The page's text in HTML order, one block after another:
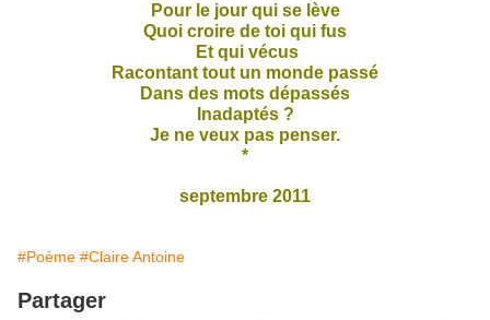
Pour le jour qui se lève
Quoi croire de toi qui fus
Et qui vécus
Racontant tout un monde passé
Dans des mots dépassés
Inadaptés ?
Je ne veux pas penser.
*
septembre 2011
#Poème #Claire Antoine
Partager